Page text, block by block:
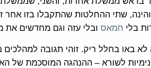
שתי ההחלטות שהתקבלו בזו אחר
בלי חמאס ובלי עזה וגם מחדשים
באו בחלל ריק. זוהי תגובה למהלכים
לשורא – ההנהגה המוסכמת של